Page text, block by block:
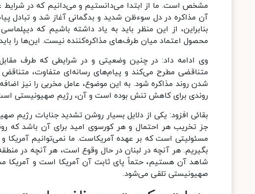
مشخص است. ما از ابتدا می‌دانستیم و می‌دانیم که در شرایط
آن مذاکره در دل سوءظن شدید و بدگمانی آغاز شد و تبادل
بنابراین، از این منظر باید به یاد داشته باشیم که
محصول اعتماد میان طرف‌های مذاکره‌کننده نیست. این‌ها را
وی ادامه داد: در چنین وضعیتی و در شرایطی که طرف
متناقضی مطرح می‌کند و پیام‌های رسانه‌ای متفاوت،
شدن روند مذاکره شود. به این موضوع، عامل مخربی را نیز
روندی برای کاهش تنش بوده است و آن، رژیم صهیونیستی
بقائی افزود: یکی از دلایل بسیار روشن تشدید جنایات رژیم
جز تخریب هر احتمال و هر کورسوی امید برای آن باشد که
مسئولیتی است که بر عهده آمریکاست. ما نمی‌توانیم آمریکا و
بگیریم. هر آنچه در لبنان در حال وقوع است، هر آنچه در
شاهد آن هستیم، حتماً پای ثابت آن آمریکا است و آمریکا
صهیونیستی تلقی می‌شود.